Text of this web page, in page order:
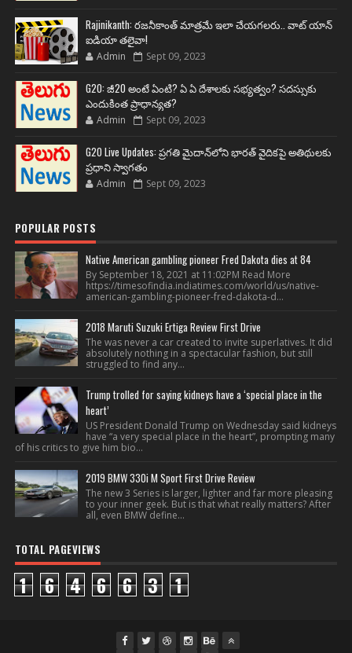
Rajinikanth: రజనీకాంత్ మాత్రమే ఇలా చేయగలరు.. వాట్ యాన్
ఐడియా తలైవా!
Admin Sept 09, 2023
G20: జీ20 అంటే ఏంటి? ఏ ఏ దేశాలకు సభ్యత్వం? సదస్సుకు
ఎందుకింత ప్రాధాన్యత?
Admin Sept 09, 2023
G20 Live Updates: ప్రగతి మైదాన్‌లోని భారత్ వైదికపై అతిథులకు
ప్రధాని స్వాగతం
Admin Sept 09, 2023
POPULAR POSTS
Native American gambling pioneer Fred Dakota dies at 84
By September 18, 2021 at 11:02PM Read More
https://timesofindia.indiatimes.com/world/us/native-
american-gambling-pioneer-fred-dakota-d...
2018 Maruti Suzuki Ertiga Review First Drive
The was never a car created to invite superlatives. It did
absolutely nothing in a spectacular fashion, but still
struggled to find any...
Trump trolled for saying kidneys have a ‘special place in the
heart’
US President Donald Trump on Wednesday said kidneys
have “a very special place in the heart”, prompting many
of his critics to give him bio...
2019 BMW 330i M Sport First Drive Review
The new 3 Series is larger, lighter and far more pleasing
to your inner geek. But is that what really matters? After
all, even BMW define...
TOTAL PAGEVIEWS
1 6 4 6 6 3 1